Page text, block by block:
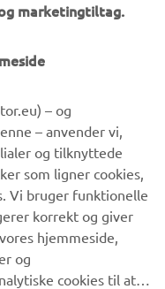
Motor Europe
30, 1.th.
marketingtiltag.
– og
– anvender vi,
og tilknyttede
som ligner cookies,
Vi bruger funktionelle
korrekt og giver
hjemmeside,
og
cookies til at